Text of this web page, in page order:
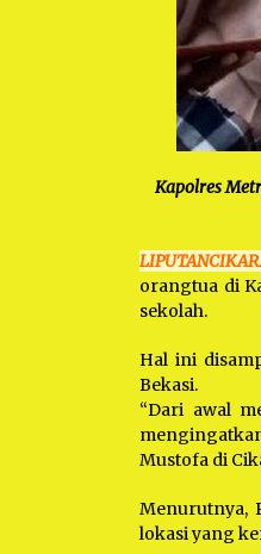
Kapolres
orangtua di
sekolah.
Hal ini
Bekasi.
“Dari awal
Mustofa di
Menurutnya,
lokasi yang